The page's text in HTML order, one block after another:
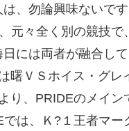
、勿論興味ないです
元々全く別の競技で
には両者が融合して
曙ＶＳホイス・グレ
り、PRIDEのメイン
は、Ｋ?１王者マー